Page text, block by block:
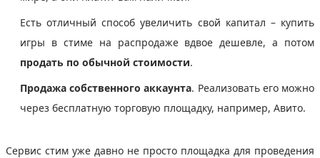
Есть отличный способ увеличить свой капитал – купить
игры в стиме на распродаже вдвое дешевле, а потом
продать по обычной стоимости.
Продажа собственного аккаунта. Реализовать его можно
через бесплатную торговую площадку, например, Авито.
Сервис стим уже давно не просто площадка для проведения